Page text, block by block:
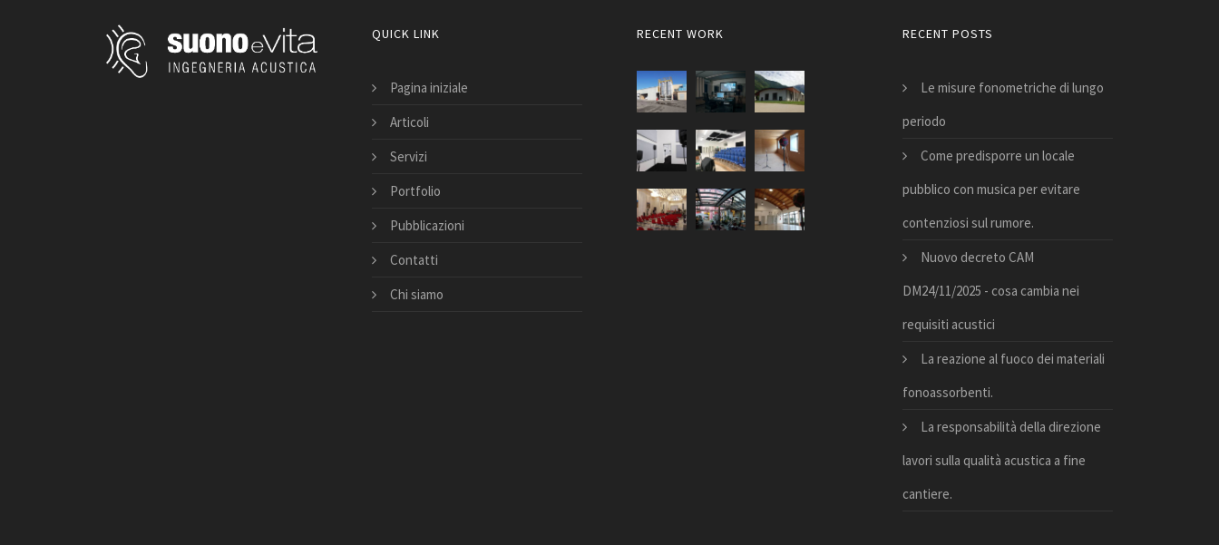
QUICK LINK
Pagina iniziale
Articoli
Servizi
Portfolio
Pubblicazioni
Contatti
Chi siamo
RECENT WORK RECENT POSTS
Le misure fonometriche di lungo
periodo
Come predisporre un locale
pubblico con musica per evitare
contenziosi sul rumore.
Nuovo decreto CAM
DM24/11/2025 - cosa cambia nei
requisiti acustici
La reazione al fuoco dei materiali
fonoassorbenti.
La responsabilità della direzione
lavori sulla qualità acustica a fine
cantiere.